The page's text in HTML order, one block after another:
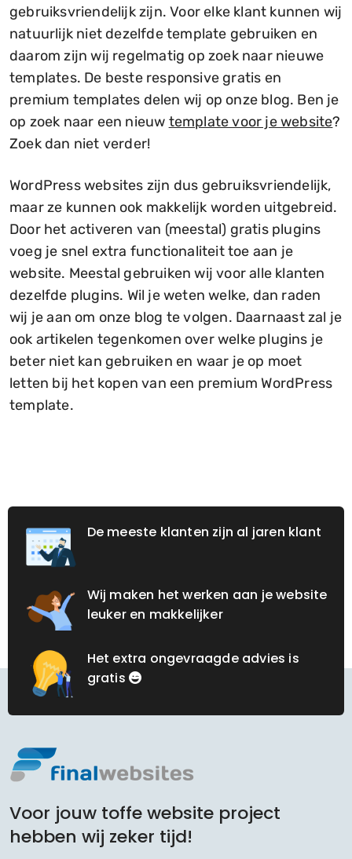
gebruiksvriendelijk zijn. Voor elke klant kunnen wij
natuurlijk niet dezelfde template gebruiken en
daarom zijn wij regelmatig op zoek naar nieuwe
templates. De beste responsive gratis en
premium templates delen wij op onze blog. Ben je
op zoek naar een nieuw template voor je website?
Zoek dan niet verder!
WordPress websites zijn dus gebruiksvriendelijk,
maar ze kunnen ook makkelijk worden uitgebreid.
Door het activeren van (meestal) gratis plugins
voeg je snel extra functionaliteit toe aan je
website. Meestal gebruiken wij voor alle klanten
dezelfde plugins. Wil je weten welke, dan raden
wij je aan om onze blog te volgen. Daarnaast zal je
ook artikelen tegenkomen over welke plugins je
beter niet kan gebruiken en waar je op moet
letten bij het kopen van een premium WordPress
template.
De meeste klanten zijn al jaren klant
Wij maken het werken aan je website
leuker en makkelijker
Het extra ongevraagde advies is
gratis
Voor jouw toffe website project
hebben wij zeker tijd!